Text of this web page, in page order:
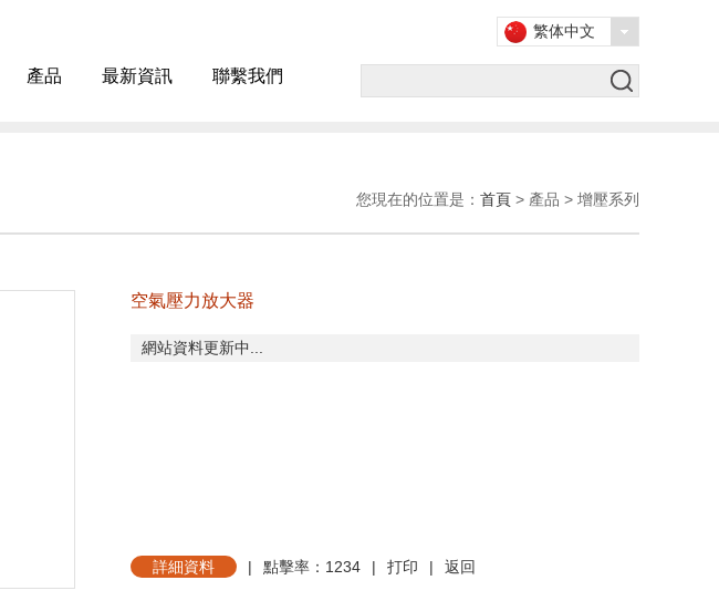
產品 最新資訊 聯繫我們
繁体中文
您現在的位置是： 首頁 > 產品 > 增壓系列
空氣壓力放大器
網站資料更新中...
詳細資料 | 點擊率：1234 | 打印 | 返回